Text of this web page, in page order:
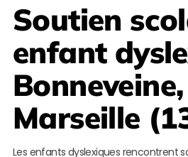
Soutien
enfant
Bonneveine,
Marseille
Les enfants dyslexiques rencontrent